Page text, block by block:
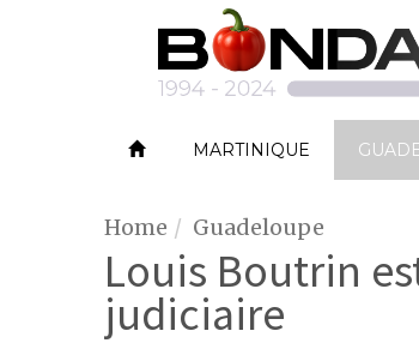
MARTINIQUE
Home Guadeloupe
Louis Boutrin
judiciaire